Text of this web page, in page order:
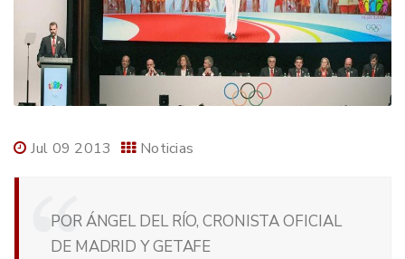
Jul 09 2013 Noticias
POR ÁNGEL DEL RÍO, CRONISTA OFICIAL
DE MADRID Y GETAFE